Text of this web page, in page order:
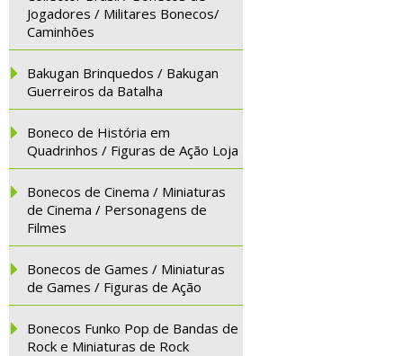
Jogadores / Militares Bonecos/
Caminhões
Bakugan Brinquedos / Bakugan
Guerreiros da Batalha
Boneco de História em
Quadrinhos / Figuras de Ação Loja
Bonecos de Cinema / Miniaturas
de Cinema / Personagens de
Filmes
Bonecos de Games / Miniaturas
de Games / Figuras de Ação
Bonecos Funko Pop de Bandas de
Rock e Miniaturas de Rock